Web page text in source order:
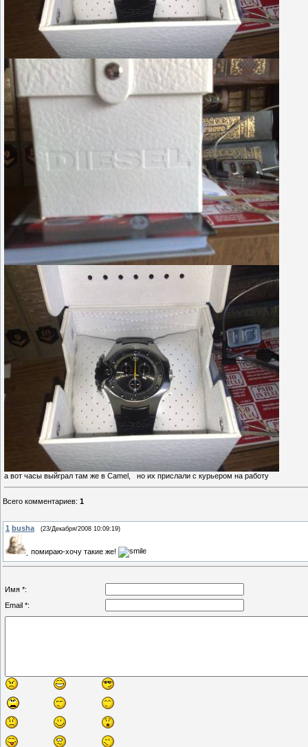
а вот часы выйграл там же в Camel, но их прислали с курьером на работу
Всего комментариев: 1
1 busha (23/Декабря/2008 10:09:19)
помираю-хочу такие же!
Имя *:
Email *: